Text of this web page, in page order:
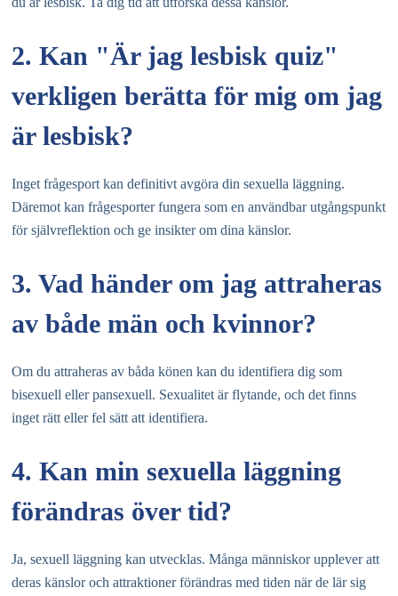
2. Kan "Är jag lesbisk quiz"
verkligen berätta för mig om jag
är lesbisk?
Inget frågesport kan definitivt avgöra din sexuella läggning.
Däremot kan frågesporter fungera som en användbar utgångspunkt
för självreflektion och ge insikter om dina känslor.
3. Vad händer om jag attraheras
av både män och kvinnor?
Om du attraheras av båda könen kan du identifiera dig som
bisexuell eller pansexuell. Sexualitet är flytande, och det finns
inget rätt eller fel sätt att identifiera.
4. Kan min sexuella läggning
förändras över tid?
Ja, sexuell läggning kan utvecklas. Många människor upplever att
deras känslor och attraktioner förändras med tiden när de lär sig